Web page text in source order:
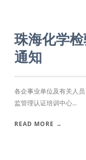
珠海化学
通知
各企事业单位及有关人
监管理认证培训中心...
READ MORE →